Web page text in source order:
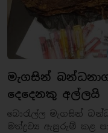
මැගසින්
දෙදෙනකු අල්ලයි
බොරැල්ල මැගසින්
මත්ද්‍රව්‍ය ඇසුරුම් කළ